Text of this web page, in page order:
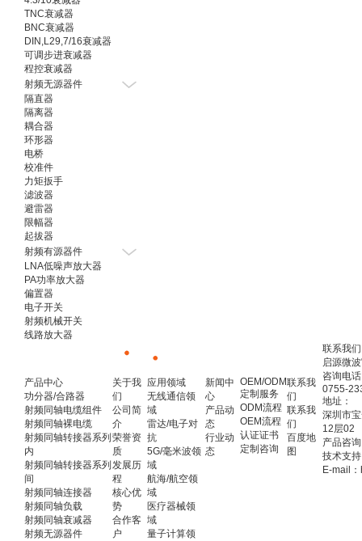
TNC衰减器
BNC衰减器
DIN,L29,7/16衰减器
可调步进衰减器
程控衰减器
射频无源器件
隔直器
隔离器
耦合器
环形器
电桥
校准件
力矩扳手
滤波器
避雷器
限幅器
起拔器
射频有源器件
LNA低噪声放大器
PA功率放大器
偏置器
电子开关
射频机械开关
线路放大器
产品中心
功分器/合路器
射频同轴电缆组件
射频同轴裸电缆
射频同轴转接器系列
内
射频同轴转接器系列
间
射频同轴连接器
射频同轴负载
射频同轴衰减器
射频无源器件
关于我
们
公司简
介
荣誉资
质
发展历
程
核心优
势
合作客
户
应用领域
无线通信领
域
雷达/电子对
抗
5G/毫米波领
域
航海/航空领
域
医疗器械领
域
量子计算领
新闻中
心
产品动
态
行业动
态
OEM/ODM
定制服务
ODM流程
OEM流程
认证证书
定制咨询
联系我
们
联系我
们
百度地
图
联系我们
启源微
咨询电话
0755-
地址：
深圳市
12层02
产品咨
技术支
E-mail